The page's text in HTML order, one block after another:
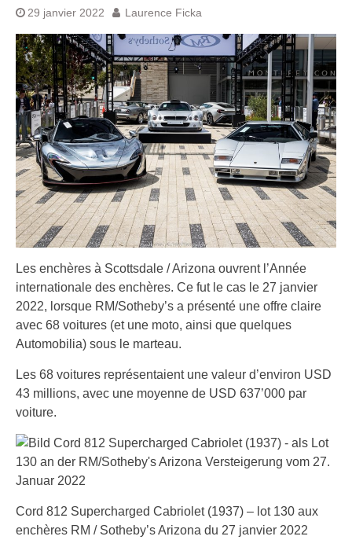
29 janvier 2022 Laurence Ficka
Les enchères à Scottsdale / Arizona ouvrent l’Année
internationale des enchères. Ce fut le cas le 27 janvier
2022, lorsque RM/Sotheby’s a présenté une offre claire
avec 68 voitures (et une moto, ainsi que quelques
Automobilia) sous le marteau.
Les 68 voitures représentaient une valeur d’environ USD
43 millions, avec une moyenne de USD 637’000 par
voiture.
Cord 812 Supercharged Cabriolet (1937) – lot 130 aux
enchères RM / Sotheby’s Arizona du 27 janvier 2022